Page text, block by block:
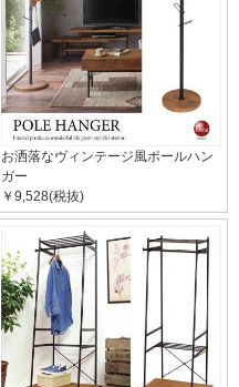
お洒落なヴィンテージ風ポールハン
ガー
￥9,528(税抜)